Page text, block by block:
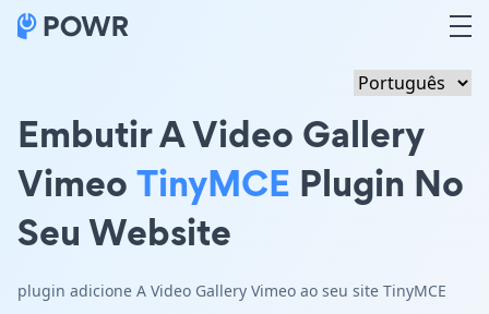
Embutir A Video Gallery
VimeoTinyMCE Plugin No
Seu Website
plugin adicione A Video Gallery Vimeo ao seu site TinyMCE